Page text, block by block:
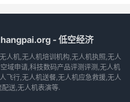
- 低空经济
人机,无人机培训机构,无人机执照,无人
域申请,科技数码产品评测评测,无人机
飞行,无人机送餐,无人机应急救援,无人
配送,无人机表演等.